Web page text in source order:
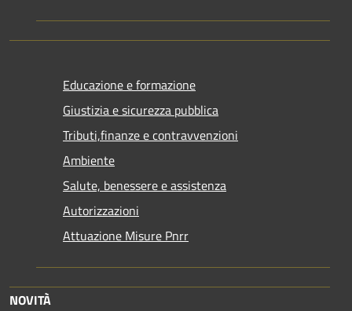
Educazione e formazione
Giustizia e sicurezza pubblica
Tributi,finanze e contravvenzioni
Ambiente
Salute, benessere e assistenza
Autorizzazioni
Attuazione Misure Pnrr
NOVITÀ